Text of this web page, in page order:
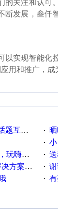
关注和认可
发展，叁仟
实现智能化
用和推广，成
发布公告 ·
·
夏日！ · 送
及应用 ·
· 有